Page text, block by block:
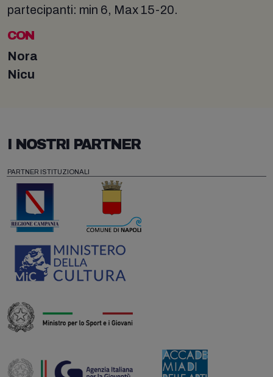
partecipanti: min 6, Max 15-20.
CON
Nora
Nicu
I NOSTRI PARTNER
PARTNER ISTITUZIONALI